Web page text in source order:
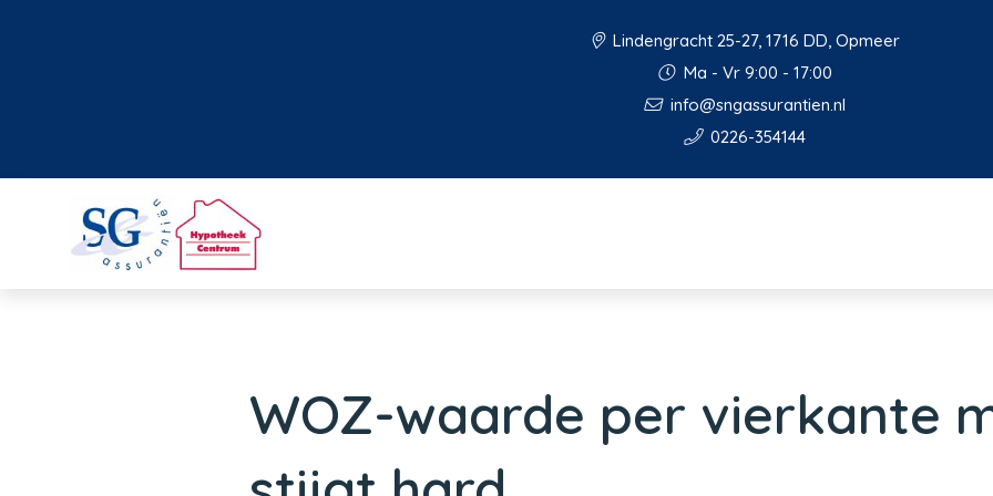
Lindengracht 25-27, 1716 DD, Opmeer
Ma - Vr 9:00 - 17:00
info@sngassurantien.nl
0226-354144
WOZ-waarde per vierkante